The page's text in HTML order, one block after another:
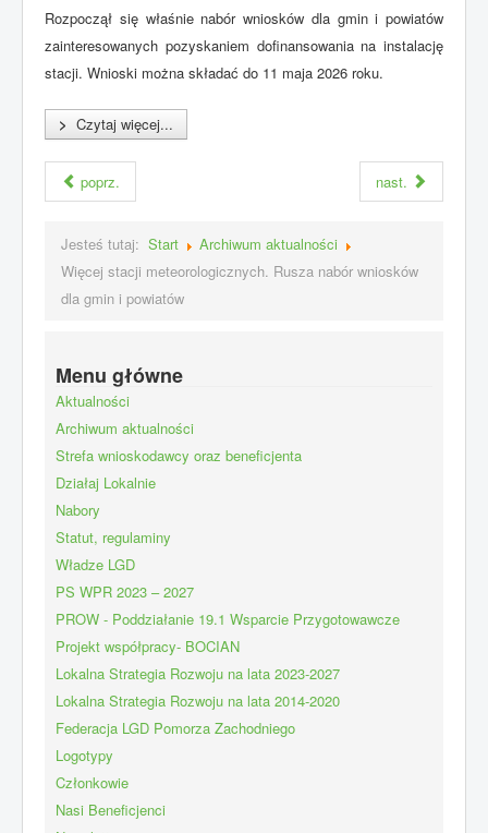
Rozpoczął się właśnie nabór wniosków dla gmin i powiatów
zainteresowanych pozyskaniem dofinansowania na instalację
stacji. Wnioski można składać do 11 maja 2026 roku.
> Czytaj więcej...
poprz. nast.
Jesteś tutaj: Start
Archiwum aktualności
Więcej stacji meteorologicznych. Rusza nabór wniosków
dla gmin i powiatów
Menu główne
Aktualności
Archiwum aktualności
Strefa wnioskodawcy oraz beneficjenta
Działaj Lokalnie
Nabory
Statut, regulaminy
Władze LGD
PS WPR 2023 – 2027
PROW - Poddziałanie 19.1 Wsparcie Przygotowawcze
Projekt współpracy- BOCIAN
Lokalna Strategia Rozwoju na lata 2023-2027
Lokalna Strategia Rozwoju na lata 2014-2020
Federacja LGD Pomorza Zachodniego
Logotypy
Członkowie
Nasi Beneficjenci